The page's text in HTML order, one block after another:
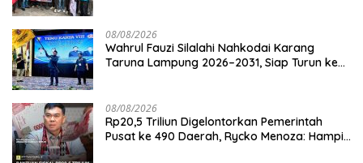
08/08/2026
Wahrul Fauzi Silalahi Nahkodai Karang
Taruna Lampung 2026–2031, Siap Turun ke
08/08/2026
Rp20,5 Triliun Digelontorkan Pemerintah
Pusat ke 490 Daerah, Rycko Menoza: Hampir